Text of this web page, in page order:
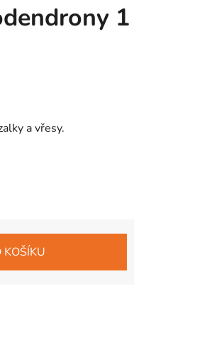
1
a vřesy.
KOŠÍKU